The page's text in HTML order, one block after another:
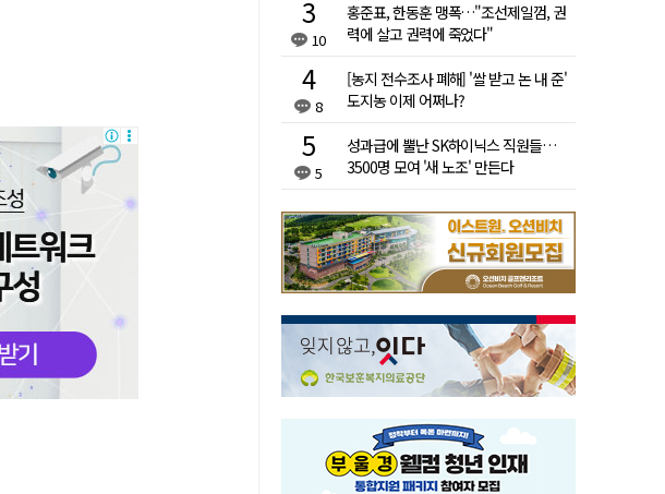
10
홍준표, 한동훈 맹폭…"조선제일껌, 권
력에 살고 권력에 죽었다"
8
[농지 전수조사 폐해] '쌀 받고 논 내 준'
도지농 이제 어쩌나?
5
성과급에 뿔난 SK하이닉스 직원들…
3500명 모여 '새 노조' 만든다